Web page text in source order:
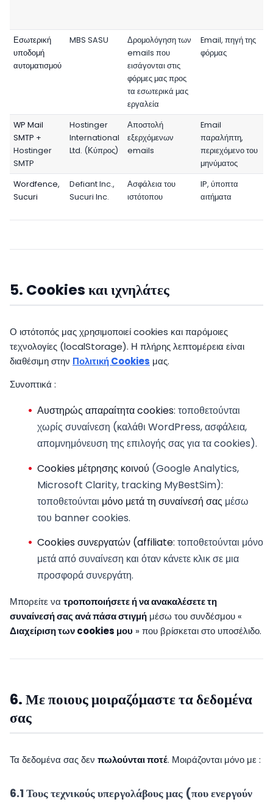
Εσωτερική
υποδομή
αυτοματισμού
MBS SASU
Δρομολόγηση των
emails που
εισάγονται στις
φόρμες μας προς
τα εσωτερικά μας
εργαλεία
Email, πηγή της
φόρμας
WP Mail
SMTP +
Hostinger
SMTP
Hostinger
International
Ltd. (Κύπρος)
Αποστολή
εξερχόμενων
emails
Email
παραλήπτη,
περιεχόμενο του
μηνύματος
Wordfence,
Sucuri
Defiant Inc.,
Sucuri Inc.
Ασφάλεια του
ιστότοπου
IP, ύποπτα
αιτήματα
5. Cookies και ιχνηλάτες
Ο ιστότοπός μας χρησιμοποιεί cookies και παρόμοιες
τεχνολογίες (localStorage). Η πλήρης λεπτομέρεια είναι
διαθέσιμη στην Πολιτική Cookies μας.
Συνοπτικά :
Αυστηρώς απαραίτητα cookies: τοποθετούνται
χωρίς συναίνεση (καλάθι WordPress, ασφάλεια,
απομνημόνευση της επιλογής σας για τα cookies).
Cookies μέτρησης κοινού (Google Analytics,
Microsoft Clarity, tracking MyBestSim):
τοποθετούνται μόνο μετά τη συναίνεσή σας μέσω
του banner cookies.
Cookies συνεργατών (affiliate: τοποθετούνται μόνο
μετά από συναίνεση και όταν κάνετε κλικ σε μια
προσφορά συνεργάτη.
Μπορείτε να τροποποιήσετε ή να ανακαλέσετε τη
συναίνεσή σας ανά πάσα στιγμή μέσω του συνδέσμου «
Διαχείριση των cookies μου » που βρίσκεται στο υποσέλιδο.
6. Με ποιους μοιραζόμαστε τα δεδομένα
σας
Τα δεδομένα σας δεν πωλούνται ποτέ. Μοιράζονται μόνο με :
6.1 Τους τεχνικούς υπεργολάβους μας (που ενεργούν